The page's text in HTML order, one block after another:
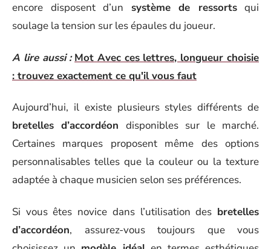
encore disposent d’un système de ressortsqui
soulage la tension sur les épaules du joueur.
A lire aussi : Mot Avec ces lettres, longueur choisie
: trouvez exactement ce qu'il vous faut
Aujourd’hui, il existe plusieurs styles différents de
bretelles d’accordéon disponibles sur le marché.
Certaines marques proposent même des options
personnalisables telles que la couleur ou la texture
adaptée à chaque musicien selon ses préférences.
Si vous êtes novice dans l’utilisation des bretelles
d’accordéon, assurez-vous toujours que vous